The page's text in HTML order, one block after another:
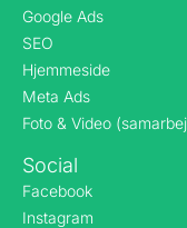
Google Ads
SEO
Hjemmeside
Meta Ads
Foto & Video
Social
Facebook
Instagram